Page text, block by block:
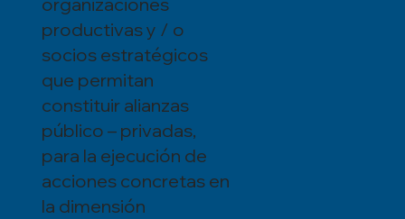
productivas y / o
socios estratégicos
que permitan
constituir alianzas
público – privadas,
para la ejecución de
acciones concretas en
la dimensión